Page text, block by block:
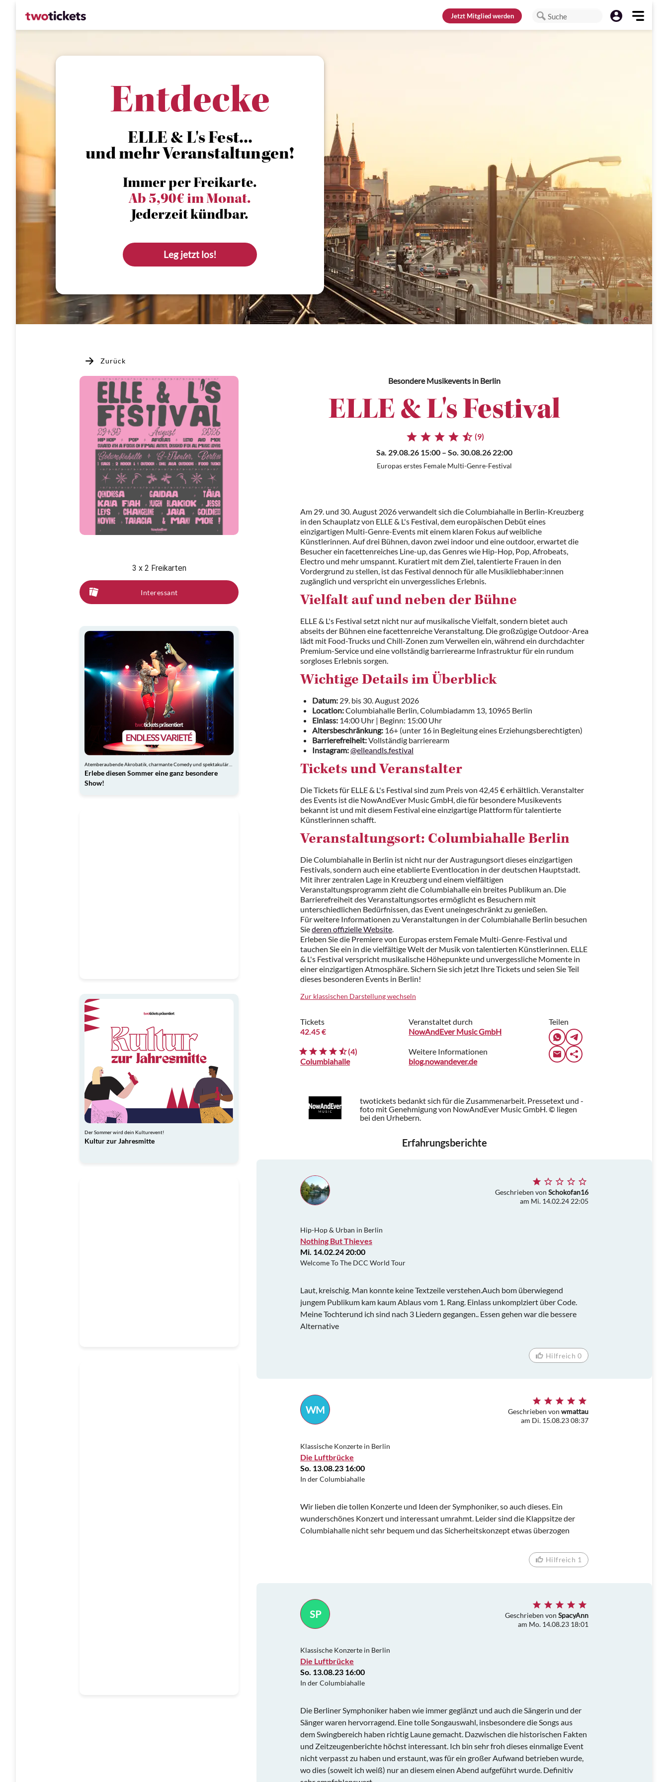
JetztMitglied werden Suche
Entdecke
ELLE & L's Fest...
und mehr Veranstaltungen!
Immer per Freikarte.
Ab 5,90€ im Monat.
Jederzeit kündbar.
Leg jetzt los!
Zurück
3 x 2 Freikarten
Interessant
Erlebe diesen Sommer eine ganz besondere
Show!
Der Sommer wird dein Kulturevent!
Kultur zur Jahresmitte
Besondere Musikevents in Berlin
ELLE & L's Festival
(9)
Sa. 29.08.26 15:00 – So. 30.08.26 22:00
Europas erstes Female Multi-Genre-Festival
Am 29. und 30. August 2026 verwandelt sich die Columbiahalle in Berlin-Kreuzberg
in den Schauplatz von ELLE & L's Festival, dem europäischen Debüt eines
einzigartigen Multi-Genre-Events mit einem klaren Fokus auf weibliche
Künstlerinnen. Auf drei Bühnen, davon zwei indoor und eine outdoor, erwartet die
Besucher ein facettenreiches Line-up, das Genres wie Hip-Hop, Pop, Afrobeats,
Electro und mehr umspannt. Kuratiert mit dem Ziel, talentierte Frauen in den
Vordergrund zu stellen, ist das Festival dennoch für alle Musikliebhaber:innen
zugänglich und verspricht ein unvergessliches Erlebnis.
Vielfalt auf und neben der Bühne
ELLE & L's Festival setzt nicht nur auf musikalische Vielfalt, sondern bietet auch
abseits der Bühnen eine facettenreiche Veranstaltung. Die großzügige Outdoor-Area
lädt mit Food-Trucks und Chill-Zonen zum Verweilen ein, während ein durchdachter
Premium-Service und eine vollständig barrierearme Infrastruktur für ein rundum
sorgloses Erlebnis sorgen.
Wichtige Details im Überblick
Datum: 29. bis 30. August 2026
Location:Columbiahalle Berlin, Columbiadamm 13, 10965 Berlin
Einlass: 14:00 Uhr | Beginn: 15:00 Uhr
Altersbeschränkung: 16+ (unter 16 in Begleitung eines Erziehungsberechtigten)
Barrierefreiheit:Vollständig barrierearm
Instagram:@elleandls.festival
Tickets und Veranstalter
Die Tickets für ELLE & L's Festival sind zum Preis von 42,45 € erhältlich. Veranstalter
des Events ist die NowAndEver Music GmbH, die für besondere Musikevents
bekannt ist und mit diesem Festival eine einzigartige Plattform für talentierte
Künstlerinnen schafft.
Veranstaltungsort: Columbiahalle Berlin
Die Columbiahalle in Berlin ist nicht nur der Austragungsort dieses einzigartigen
Festivals, sondern auch eine etablierte Eventlocation in der deutschen Hauptstadt.
Mit ihrer zentralen Lage in Kreuzberg und einem vielfältigen
Veranstaltungsprogramm zieht die Columbiahalle ein breites Publikum an. Die
Barrierefreiheit des Veranstaltungsortes ermöglicht es Besuchern mit
unterschiedlichen Bedürfnissen, das Event uneingeschränkt zu genießen.
Für weitere Informationen zu Veranstaltungen in der Columbiahalle Berlin besuchen
Siederen offizielle Website.
Erleben Sie die Premiere von Europas erstem Female Multi-Genre-Festival und
tauchen Sie ein in die vielfältige Welt der Musik von talentierten Künstlerinnen. ELLE
& L's Festival verspricht musikalische Höhepunkte und unvergessliche Momente in
einer einzigartigen Atmosphäre. Sichern Sie sich jetzt Ihre Tickets und seien Sie Teil
dieses besonderen Events in Berlin!
Zur klassischen Darstellung wechseln
Tickets
42.45 €
(4)
Columbiahalle
Veranstaltet durch
NowAndEver Music GmbH
Weitere Informationen
blog.nowandever.de
Teilen
twotickets bedankt sich für die Zusammenarbeit. Pressetext und -
foto mit Genehmigung von NowAndEver Music GmbH. © liegen
bei den Urhebern.
Erfahrungsberichte
Geschrieben von Schokofan16
am Mi. 14.02.24 22:05
Hip-Hop & Urban in Berlin
Nothing But Thieves
Mi. 14.02.24 20:00
Welcome To The DCC World Tour
Laut, kreischig. Man konnte keine Textzeile verstehen.Auch bom überwiegend
jungem Publikum kam kaum Ablaus vom 1. Rang. Einlass unkomplziert über Code.
Meine Tochterund ich sind nach 3 Liedern gegangen.. Essen gehen war die bessere
Alternative
Hilfreich 0
WM Geschrieben von wmattau
am Di. 15.08.23 08:37
Klassische Konzerte in Berlin
Die Luftbrücke
So. 13.08.23 16:00
In der Columbiahalle
Wir lieben die tollen Konzerte und Ideen der Symphoniker, so auch dieses. Ein
wunderschönes Konzert und interessant umrahmt. Leider sind die Klappsitze der
Columbiahalle nicht sehr bequem und das Sicherheitskonzept etwas überzogen
Hilfreich 1
SP Geschrieben von SpacyAnn
am Mo. 14.08.23 18:01
Klassische Konzerte in Berlin
Die Luftbrücke
So. 13.08.23 16:00
In der Columbiahalle
Die Berliner Symphoniker haben wie immer geglänzt und auch die Sängerin und der
Sänger waren hervorragend. Eine tolle Songauswahl, insbesondere die Songs aus
dem Swingbereich haben richtig Laune gemacht. Dazwischen die historischen Fakten
und Zeitzeugenberichte höchst interessant. Ich bin sehr froh dieses einmalige Event
nicht verpasst zu haben und erstaunt, was für ein großer Aufwand betrieben wurde,
wo dies (soweit ich weiß) nur an diesem einen Abend aufgeführt wurde. Definitiv